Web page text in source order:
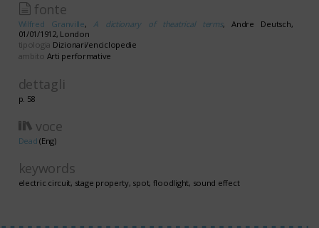
fonte
Wilfred Granville,A dictionary of theatrical terms, Andre Deutsch,
01/01/1912, London
tipologia Dizionari/enciclopedie
ambito Arti performative
dettagli
p. 58
voce
Dead (Eng)
keywords
electric circuit, stage property, spot, floodlight, sound effect